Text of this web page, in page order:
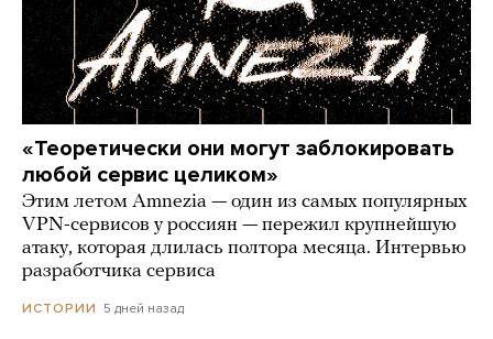
«Теоретически они могут заблокировать
любой сервис целиком»
Этим летом Amnezia — один из самых популярных
VPN-сервисов у россиян — пережил крупнейшую
атаку, которая длилась полтора месяца. Интервью
разработчика сервиса
ИСТОРИИ 5 дней назад